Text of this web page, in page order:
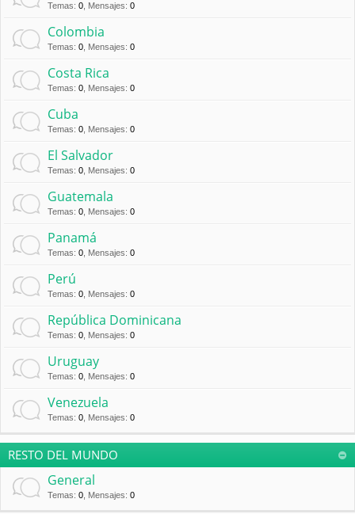
Temas: 0 Mensajes: 0
Colombia
Temas: 0 Mensajes: 0
Costa Rica
Temas: 0 Mensajes: 0
Cuba
Temas: 0 Mensajes: 0
El Salvador
Temas: 0 Mensajes: 0
Guatemala
Temas: 0 Mensajes: 0
Panamá
Temas: 0 Mensajes: 0
Perú
Temas: 0 Mensajes: 0
República Dominicana
Temas: 0 Mensajes: 0
Uruguay
Temas: 0 Mensajes: 0
Venezuela
Temas: 0 Mensajes: 0
RESTO DEL MUNDO
General
Temas: 0 Mensajes: 0